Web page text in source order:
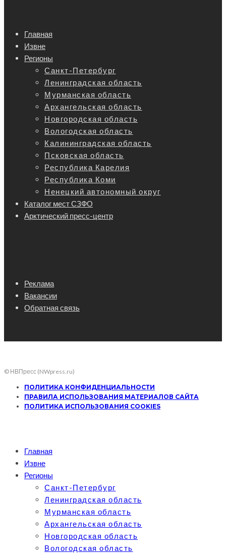
Главная
Извне
Регионы
Санкт-Петербург
Ленинградская область
Мурманская область
Архангельская область
Новгородская область
Вологодская область
Калининградская область
Псковская область
Республика Карелия
Республика Коми
Ненецкий автономный округ
Каталог мест СЗФО
Арктический пресс-центр
Реклама
Вакансии
Обратная связь
© НВПресс (NWpress.ru)
ПОЛИТИКА КОНФИДЕНЦИАЛЬНОСТИ
ПРАВИЛА ИСПОЛЬЗОВАНИЯ МАТЕРИАЛОВ САЙТА
ПОЛИТИКА ИСПОЛЬЗОВАНИЯ COOKIES
Главная
Извне
Регионы
Санкт-Петербург
Ленинградская область
Мурманская область
Архангельская область
Новгородская область
Вологодская область